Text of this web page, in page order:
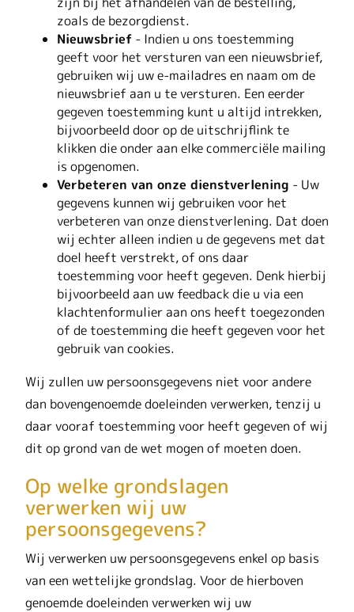
zoals de bezorgdienst.
Nieuwsbrief - Indien u ons toestemming
geeft voor het versturen van een nieuwsbrief,
gebruiken wij uw e-mailadres en naam om de
nieuwsbrief aan u te versturen. Een eerder
gegeven toestemming kunt u altijd intrekken,
bijvoorbeeld door op de uitschrijflink te
klikken die onder aan elke commerciële mailing
is opgenomen.
Verbeteren van onze dienstverlening - Uw
gegevens kunnen wij gebruiken voor het
verbeteren van onze dienstverlening. Dat doen
wij echter alleen indien u de gegevens met dat
doel heeft verstrekt, of ons daar
toestemming voor heeft gegeven. Denk hierbij
bijvoorbeeld aan uw feedback die u via een
klachtenformulier aan ons heeft toegezonden
of de toestemming die heeft gegeven voor het
gebruik van cookies.
Wij zullen uw persoonsgegevens niet voor andere
dan bovengenoemde doeleinden verwerken, tenzij u
daar vooraf toestemming voor heeft gegeven of wij
dit op grond van de wet mogen of moeten doen.
Op welke grondslagen
verwerken wij uw
persoonsgegevens?
Wij verwerken uw persoonsgegevens enkel op basis
van een wettelijke grondslag. Voor de hierboven
genoemde doeleinden verwerken wij uw